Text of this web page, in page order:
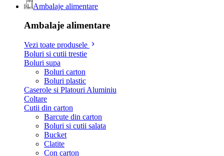
Ambalaje alimentare
Ambalaje alimentare
Vezi toate produsele
Boluri si cutii trestie
Boluri supa
Boluri carton
Boluri plastic
Caserole si Platouri Aluminiu
Coltare
Cutii din carton
Barcute din carton
Boluri si cutii salata
Bucket
Clatite
Con carton